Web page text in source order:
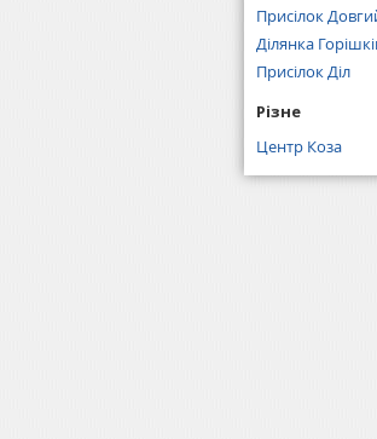
Присілок
Ділянка
Присілок Діл
Різне
Центр Коза